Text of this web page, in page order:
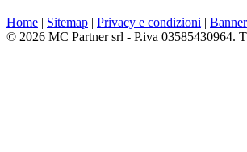
Home | Sitemap | Privacy e condizioni |
© 2026 MC Partner srl - P.iva 03585430964.